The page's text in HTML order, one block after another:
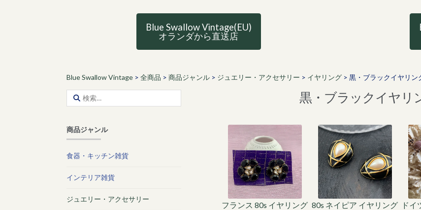
Blue Swallow Vintage(EU)
オランダから直送店
Blue Swallow Vintage> 全商品 > 商品ジャンル> ジュエリー・アクセサリー > イヤリング> 黒・ブラックイヤリン
黒・ブラックイヤリ
フランス 80s イヤリング 80s ネイピア イヤリング
ドイ
索:
商品ジャンル
食器・キッチン雑貨
インテリア雑貨
ジュエリー・アクセサリー